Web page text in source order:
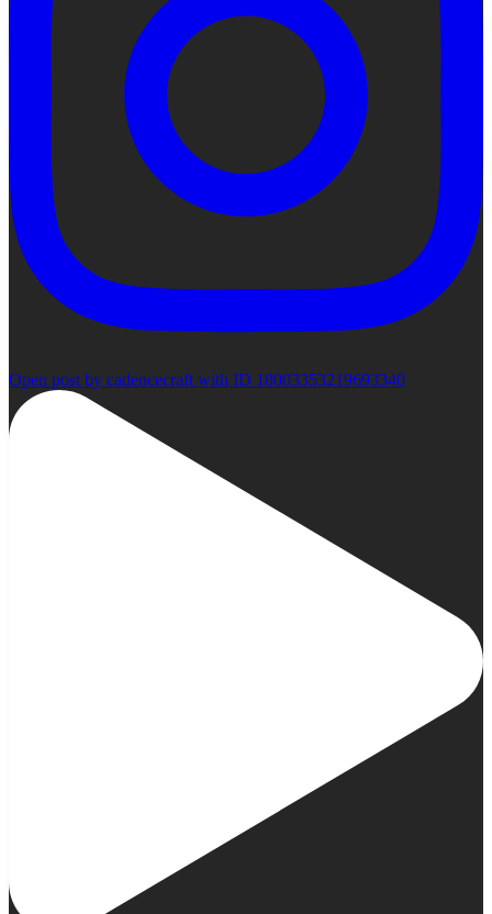
Open post by cadencecraft with ID 18003353219693340